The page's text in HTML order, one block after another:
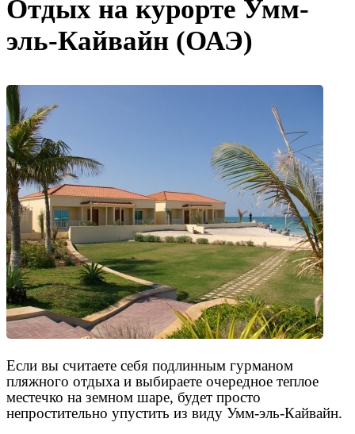
Отдых на курорте Умм-
эль-Кайвайн (ОАЭ)
Если вы считаете себя подлинным гурманом
пляжного отдыха и выбираете очередное теплое
местечко на земном шаре, будет просто
непростительно упустить из виду Умм-эль-Кайвайн.